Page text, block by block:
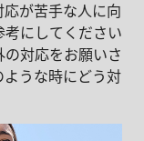
が苦手な人に向
にしてください
対応をお願いさ
うな時にどう対